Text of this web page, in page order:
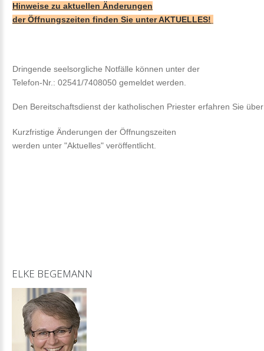
Hinweise zu aktuellen Änderungen
der Öffnungszeiten finden Sie unter AKTUELLES!
Dringende seelsorgliche Notfälle können unter der
Telefon-Nr.: 02541/7408050 gemeldet werden.
Den Bereitschaftsdienst der katholischen Priester erfahren Sie
Kurzfristige Änderungen der Öffnungszeiten
werden unter "Aktuelles" veröffentlicht.
ELKE BEGEMANN